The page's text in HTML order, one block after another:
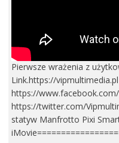
Pierwsze wrażenia z
Link.https://vipmultimedia.pl
https://
https://twitter.com/
statyw Manfrotto Pixi